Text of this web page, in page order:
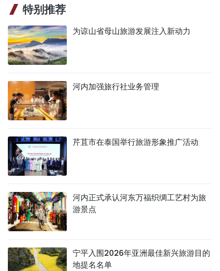
特别推荐
为谅山省母山旅游发展注入新动力
河内加强旅行社业务管理
芹苴市在泰国举行旅游形象推广活动
河内正式承认河东万福织绸工艺村为旅
游景点
宁平入围2026年亚洲最佳新兴旅游目的
地提名名单